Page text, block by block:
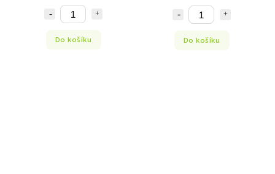
Do košíku Do košíku